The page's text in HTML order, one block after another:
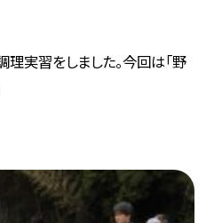
実習をしました。今回は「野